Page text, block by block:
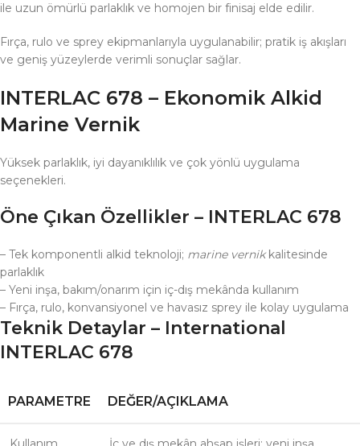
ile uzun ömürlü parlaklık ve homojen bir finisaj elde edilir.
Fırça, rulo ve sprey ekipmanlarıyla uygulanabilir; pratik iş akışları
ve geniş yüzeylerde verimli sonuçlar sağlar.
INTERLAC 678 – Ekonomik Alkid
Marine Vernik
Yüksek parlaklık, iyi dayanıklılık ve çok yönlü uygulama
seçenekleri.
Öne Çıkan Özellikler – INTERLAC 678
– Tek komponentli alkid teknoloji; marine vernikkalitesinde
parlaklık
– Yeni inşa, bakım/onarım için iç-dış mekânda kullanım
– Fırça, rulo, konvansiyonel ve havasız sprey ile kolay uygulama
Teknik Detaylar – International
INTERLAC 678
PARAMETRE DEĞER/AÇIKLAMA